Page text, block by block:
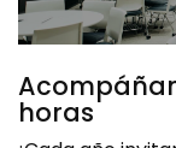
horas